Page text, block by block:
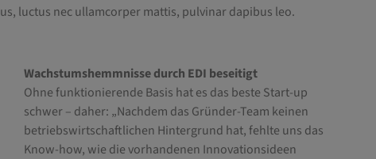
luctus nec ullamcorper mattis, pulvinar dapibus leo.
Wachstumshemmnisse durch EDI beseitigt
Ohne funktionierende Basis hat es das beste Start-up
schwer – daher: „Nachdem das Gründer-Team keinen
betriebswirtschaftlichen Hintergrund hat, fehlte uns das
Know-how, wie die vorhandenen Innovationsideen